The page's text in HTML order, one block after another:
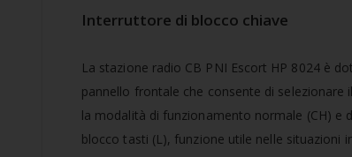
Interruttore di blocco chiave
La stazione radio CB PNI Escort HP 8024 è
pannello frontale che consente di selezionare
la modalità di funzionamento normale (CH) e
blocco tasti (L), funzione utile nelle situazioni